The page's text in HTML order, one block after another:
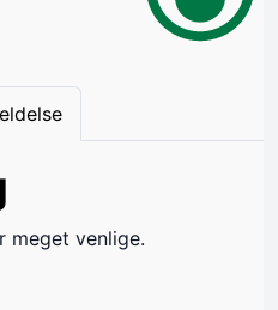
meget venlige.